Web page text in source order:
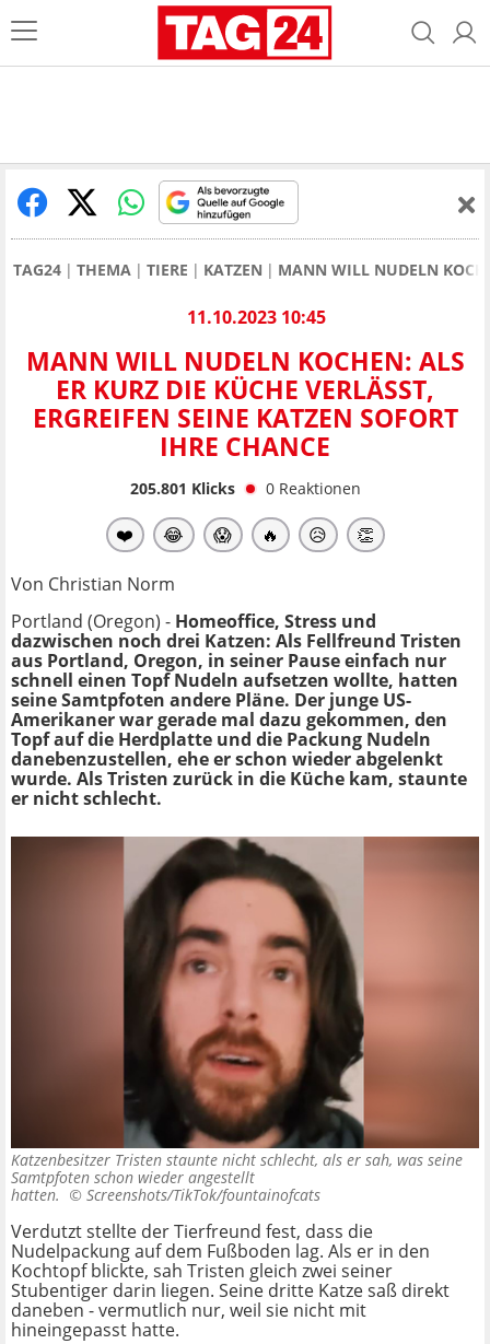
TAG24 THEMA TIERE KATZEN MANN WILL NUDELN
11.10.2023 10:45
MANN WILL NUDELN KOCHEN: ALS
ER KURZ DIE KÜCHE VERLÄSST,
ERGREIFEN SEINE KATZEN SOFORT
IHRE CHANCE
205.801 Klicks 0 Reaktionen
❤️ 😂 😱 🔥 😥 👏
Von Christian Norm
Portland (Oregon) - Homeoffice, Stress und
dazwischen noch drei Katzen: Als Fellfreund Tristen
aus Portland, Oregon, in seiner Pauseeinfach nur
schnell einen Topf Nudeln aufsetzen wollte, hatten
seine Samtpfoten andere Pläne. Der junge US-
Amerikaner war gerade mal dazu gekommen, den
Topf auf die Herdplatte und die Packung Nudeln
danebenzustellen, ehe er schon wieder abgelenkt
wurde. Als Tristen zurück in die Küche kam, staunte
er nicht schlecht.
Katzenbesitzer Tristen staunte nicht schlecht, als er sah, was seine
Samtpfoten schon wieder angestellt
hatten. © Screenshots/TikTok/fountainofcats
Verdutzt stellte der Tierfreund fest, dass die
Nudelpackung auf dem Fußboden lag. Als er in den
Kochtopf blickte, sah Tristen gleich zwei seiner
Stubentiger darin liegen. Seine dritte Katze saß direkt
daneben - vermutlich nur, weil sie nicht mit
hineingepasst hatte.